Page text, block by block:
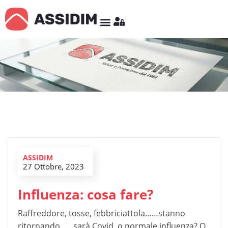
ASSIDIM
27 Ottobre, 2023
Influenza: cosa fare?
Raffreddore, tosse, febbriciattola……stanno